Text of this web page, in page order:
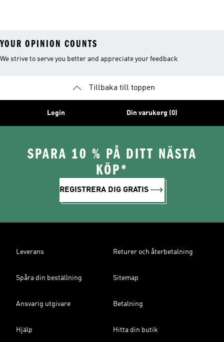
YOUR OPINION COUNTS
We strive to serve you better and appreciate your feedback
Tillbaka till toppen
Login Din varukorg (0)
SPARA 10 % PÅ DITT NÄSTA
KÖP*
REGISTRERA DIG GRATIS
Leverans Returer och återbetalning
Spåra din beställning Sitemap
Ansvarig utgivare Betalning
Hjälp Hitta din butik